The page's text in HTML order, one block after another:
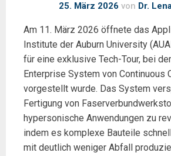
25. März 2026 von Dr.
Am 11. März 2026 öffnete das
Institute der Auburn University
für eine exklusive Tech-Tour, bei
Enterprise System von Continuous
vorgestellt wurde. Das System
Fertigung von
hypersonische Anwendungen zu
indem es komplexe Bauteile
mit deutlich weniger Abfall